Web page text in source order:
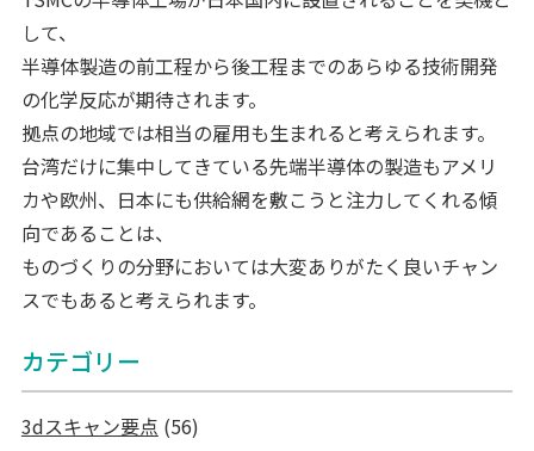
して、
半導体製造の前工程から後工程までのあらゆる技術開発
の化学反応が期待されます。
拠点の地域では相当の雇用も生まれると考えられます。
台湾だけに集中してきている先端半導体の製造もアメリ
カや欧州、日本にも供給網を敷こうと注力してくれる傾
向であることは、
ものづくりの分野においては大変ありがたく良いチャン
スでもあると考えられます。
カテゴリー
3dスキャン要点 (56)